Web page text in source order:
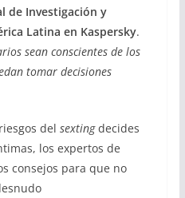
de Investigación y
Latina en Kaspersky.
sean conscientes de los
tomar decisiones
del sextingdecides
los expertos de
consejos para que no